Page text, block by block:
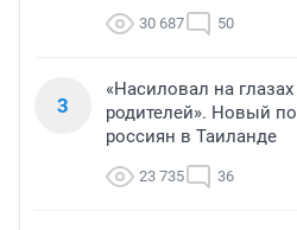
30 687 50
3
«Насиловал на
родителей». Новый
россиян в Таиланде
23 735 36